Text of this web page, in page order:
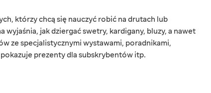
którzy chcą się nauczyć robić na drutach lub
wyjaśnia, jak dziergać swetry, kardigany, bluzy, a nawet
ze specjalistycznymi wystawami, poradnikami,
prezenty dla subskrybentów itp.